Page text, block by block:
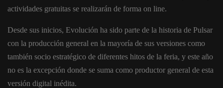
actividades gratuitas se realizarán de forma on line.
Desde sus inicios, Evolución ha sido parte de la historia de Pulsar
con la producción general en la mayoría de sus versiones como
también socio estratégico de diferentes hitos de la feria, y este año
no es la excepción donde se suma como productor general de esta
versión digital inédita.